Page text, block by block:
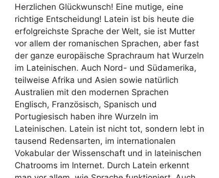
Herzlichen Glückwunsch! Eine mutige, eine
richtige Entscheidung! Latein ist bis heute die
erfolgreichste Sprache der Welt, sie ist Mutter
vor allem der romanischen Sprachen, aber fast
der ganze europäische Sprachraum hat Wurzeln
im Lateinischen. Auch Nord- und Südamerika,
teilweise Afrika und Asien sowie natürlich
Australien mit den modernen Sprachen
Englisch, Französisch, Spanisch und
Portugiesisch haben ihre Wurzeln im
Lateinischen. Latein ist nicht tot, sondern lebt in
tausend Redensarten, im internationalen
Vokabular der Wissenschaft und in lateinischen
Chatrooms im Internet. Durch Latein erkennt